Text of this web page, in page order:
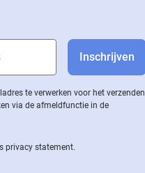
te verwerken voor het verzenden
via de af­meld­func­tie in de
privacy statement.